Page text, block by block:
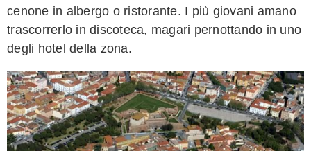
cenone in albergo o ristorante. I più giovani amano
trascorrerlo in discoteca, magari pernottando in uno
degli hotel della zona.